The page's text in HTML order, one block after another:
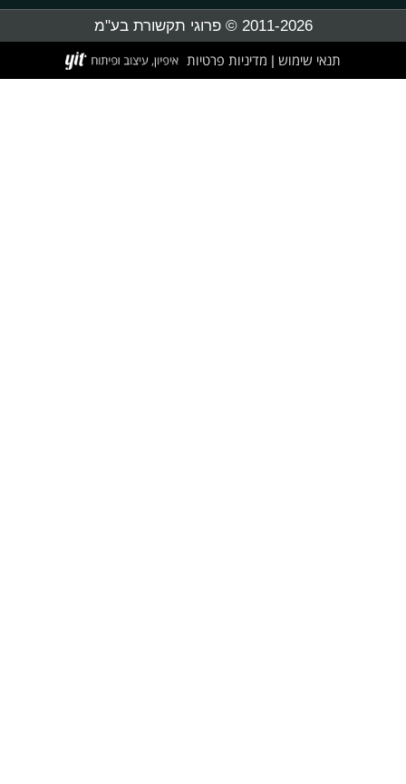
2011-2026 © פרוגי תקשורת בע"מ
תנאי שימוש מדיניות פרטיות